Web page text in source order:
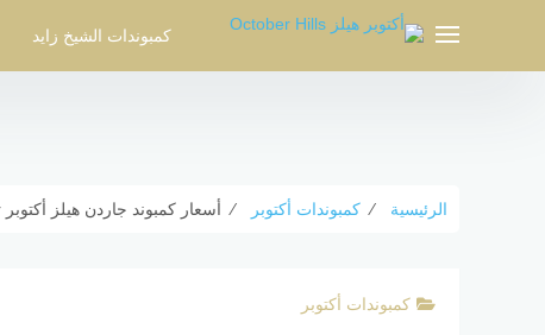
كمبوندات الشيخ زايد
الرئيسية ⁄ كمبوندات أكتوبر ⁄ أسعار كمبوند جاردن هيلز أكتوبر Garden Hills October تفاصيل كاملة
كمبوندات أكتوبر